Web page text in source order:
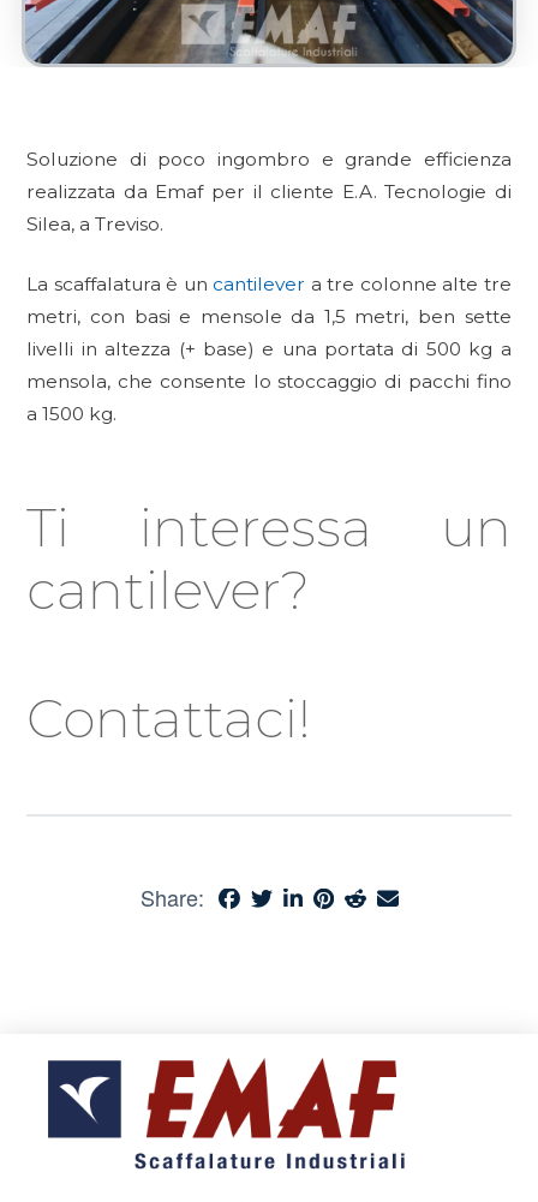
Soluzione di poco ingombro e grande efficienza
realizzata da Emaf per il cliente E.A. Tecnologie di
Silea, a Treviso.
La scaffalatura è un cantilever a tre colonne alte tre
metri, con basi e mensole da 1,5 metri, ben sette
livelli in altezza (+ base) e una portata di 500 kg a
mensola, che consente lo stoccaggio di pacchi fino
a 1500 kg.
Ti interessa un
cantilever?
Contattaci!
Share: